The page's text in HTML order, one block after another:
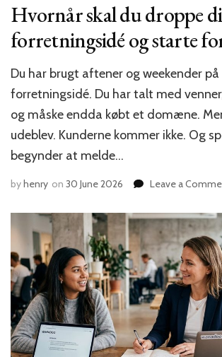
Hvornår skal du droppe
forretningsidé og starte
Du har brugt aftener og weekender
forretningsidé. Du har talt med
og måske endda købt et domæne.
udeblev. Kunderne kommer ikke. Og
begynder at melde…
byhenry on 30 June 2026 Leave a